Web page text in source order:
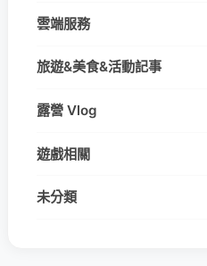
雲端服務
旅遊&美食&活動記事
露營 Vlog
遊戲相關
未分類